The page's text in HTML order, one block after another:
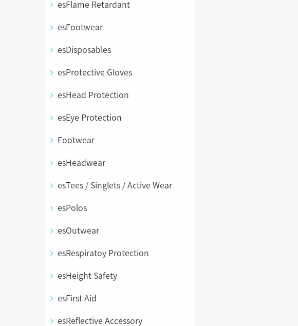
esFlame Retardant
esFootwear
esDisposables
esProtective Gloves
esHead Protection
esEye Protection
Footwear
esHeadwear
esTees / Singlets / Active Wear
esPolos
esOutwear
esRespiratoy Protection
esHeight Safety
esFirst Aid
esReflective Accessory